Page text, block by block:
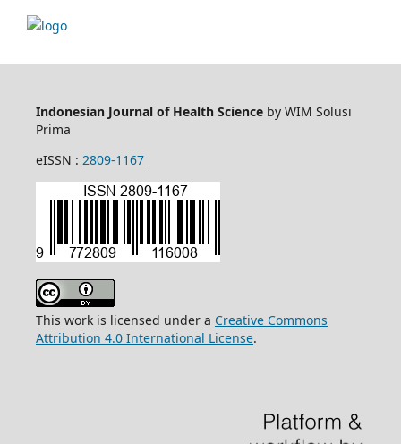
Indonesian Journal of Health Scienceby WIM Solusi
Prima
eISSN : 2809-1167
This work is licensed under a Creative Commons
Attribution 4.0 International License.